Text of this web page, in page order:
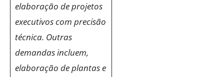
elaboração de projetos
executivos com precisão
técnica. Outras
demandas incluem,
elaboração de plantas e